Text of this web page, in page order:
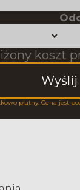
koszt
Wyślij
płatny. Cena